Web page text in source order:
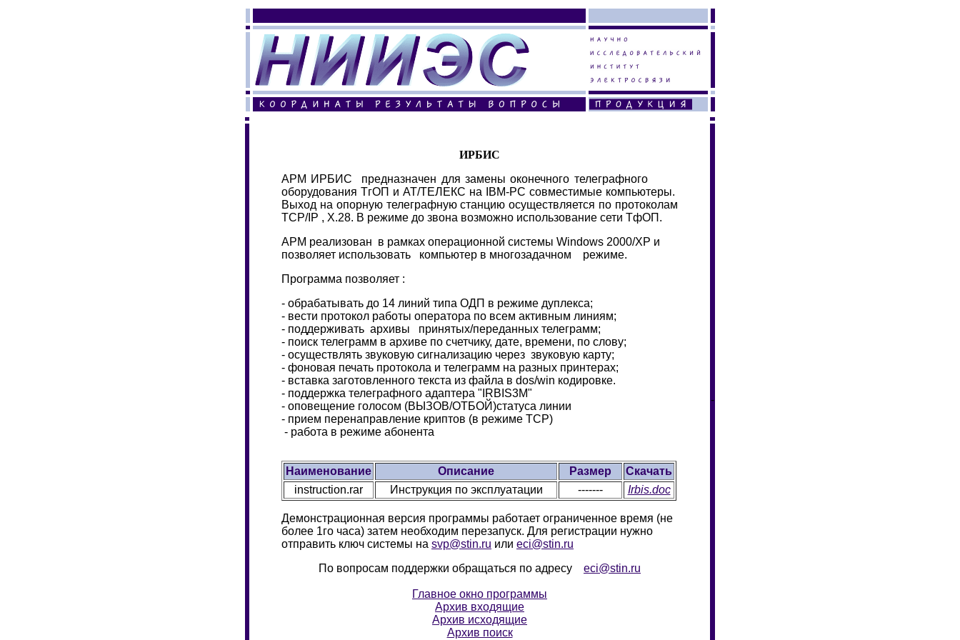
ИРБИС
АРМ ИРБИС предназначен для замены оконечного телеграфного
оборудования ТгОП и АТ/ТЕЛЕКС на IBM-PC совместимые компьютеры.
Выход на опорную телеграфную станцию осуществляется по протоколам
TCP/IP , X.28. В режиме до звона возможно использование сети ТфОП.
АРМ реализован в рамках операционной системы Windows 2000/XP и
позволяет использовать компьютер в многозадачном режиме.
Программа позволяет :
- обрабатывать до 14 линий типа ОДП в режиме дуплекса;
- вести протокол работы оператора по всем активным линиям;
- поддерживать архивы принятых/переданных телеграмм;
- поиск телеграмм в архиве по счетчику, дате, времени, по слову;
- осуществлять звуковую сигнализацию через звуковую карту;
- фоновая печать протокола и телеграмм на разных принтерах;
- вставка заготовленного текста из файла в dos/win кодировке.
- поддержка телеграфного адаптера "IRBIS3M"
- оповещение голосом (ВЫЗОВ/ОТБОЙ)статуса линии
- прием перенаправление криптов (в режиме ТСР)
- работа в режиме абонента
Наименование Описание Размер
Скачать
instruction.rar
Инструкция по эксплуатации ------- Irbis.doc
Демонстрационная версия программы работает ограниченное время (не
более 1го часа) затем необходим перезапуск. Для регистрации нужно
отправить ключ системы на svp@stin.ru или eci@stin.ru
По вопросам поддержки обращаться по адресу eci@stin.ru
Главное окно программы
Архив входящие
Архив исходящие
Архив поиск
-